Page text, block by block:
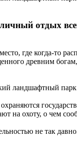
отдых
где когда-то
древним
на охоту, о чем
не так